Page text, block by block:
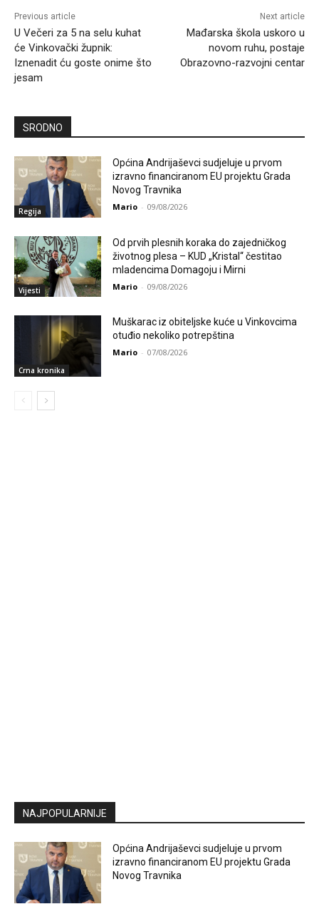
Previous article
U Večeri za 5 na selu kuhat
će Vinkovački župnik:
Iznenadit ću goste onime što
jesam
Next article
Mađarska škola uskoro u
novom ruhu, postaje
Obrazovno-razvojni centar
SRODNO
Regija
Općina Andrijaševci sudjeluje u prvom
izravno financiranom EU projektu Grada
Novog Travnika
Mario - 09/08/2026
Vijesti
Od prvih plesnih koraka do zajedničkog
životnog plesa – KUD „Kristal“ čestitao
mladencima Domagoju i Mirni
Mario - 09/08/2026
Crna kronika
Muškarac iz obiteljske kuće u Vinkovcima
otuđio nekoliko potrepština
Mario - 07/08/2026
NAJPOPULARNIJE
Općina Andrijaševci sudjeluje u prvom
izravno financiranom EU projektu Grada
Novog Travnika